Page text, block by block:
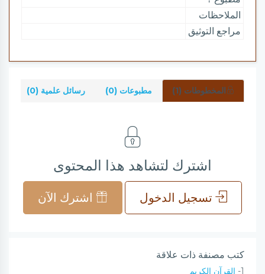
الملاحظات
مراجع التوثيق
المخطوطات (1) مطبوعات (0) رسائل علمية (0)
اشترك لتشاهد هذا المحتوى
تسجيل الدخول اشترك الآن
كتب مصنفة ذات علاقة
1- القرآن الكريم